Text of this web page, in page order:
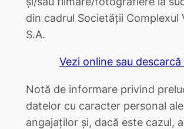
din cadrul Societății Complexul
S.A.
Vezi online sau
Notă de informare privind
datelor cu caracter personal ale
angajaților și, dacă este cazul,